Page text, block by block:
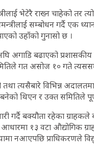
भेटेरै राख्न चाहेको तर
सम्बोधन गर्दै एक
उहाँको गुनासो छ ।
अगाडि बढाएको
गत असोज १० गते
त्यसैबारे विभिन्न
थिएन र उक्त समितिले
गर्दै बक्यौता रहेका ग्राहकले
१३ वटा औद्योगिक
नआएपछि प्राधिकरणले